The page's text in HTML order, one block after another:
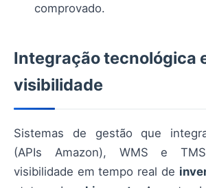
comprovado.
Integração tecnológica
visibilidade
Sistemas de gestão que
(APIs Amazon), WMS e TMS
visibilidade em tempo real de